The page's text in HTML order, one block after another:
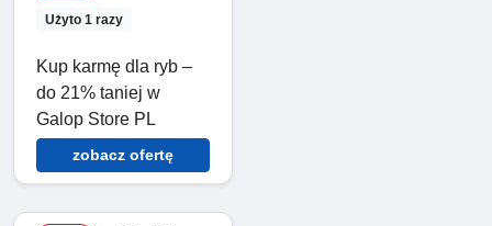
Użyto 1 razy
Kup karmę dla ryb –
do 21% taniej w
Galop Store PL
zobacz ofertę